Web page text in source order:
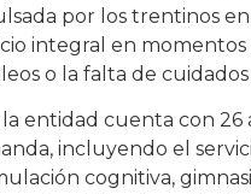
por los trentinos
integral en
o la falta de
la entidad cuenta con 26
incluyendo el
cognitiva,